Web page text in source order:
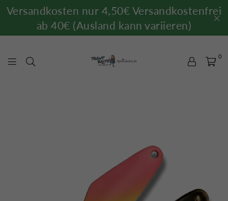
Versandkosten nur 4,50€ Versandkostenfrei
ab 40€ (Ausland kann variieren)
0